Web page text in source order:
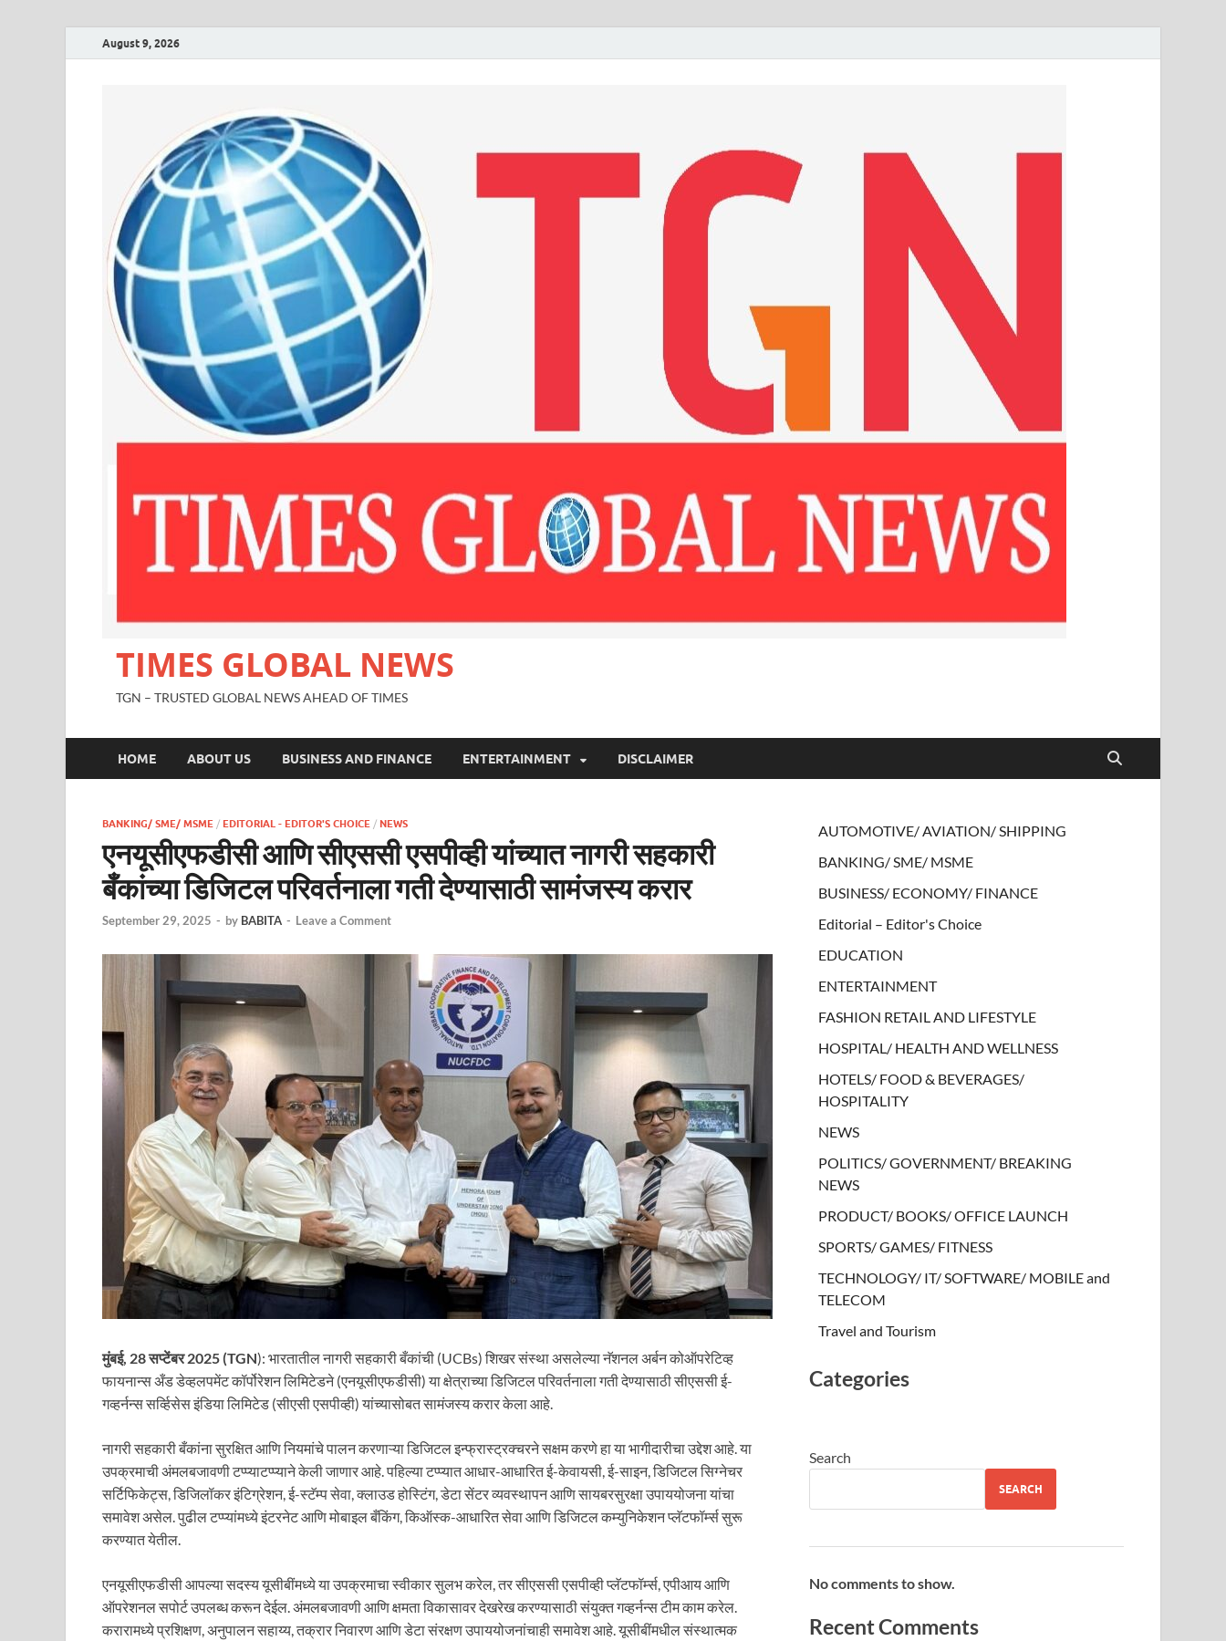
August 9, 2026
TIMES GLOBAL NEWS
TGN – TRUSTED GLOBAL NEWS AHEAD OF TIMES
HOME ABOUT US BUSINESS AND FINANCE ENTERTAINMENT DISCLAIMER
BANKING/ SME/ MSME / EDITORIAL - EDITOR'S CHOICE / NEWS
एनयूसीएफडीसी आणि सीएससी एसपीव्ही यांच्यात नागरी सहकारी
बँकांच्या डिजिटल परिवर्तनाला गती देण्यासाठी सामंजस्य करार
September 29, 2025 - by BABITA - Leave a Comment
मुंबई, 28 सप्टेंबर 2025 (TGN): भारतातील नागरी सहकारी बँकांची (UCBs) शिखर संस्था असलेल्या नॅशनल अर्बन कोऑपरेटिव्ह
फायनान्स अँड डेव्हलपमेंट कॉर्पोरेशन लिमिटेडने (एनयूसीएफडीसी) या क्षेत्राच्या डिजिटल परिवर्तनाला गती देण्यासाठी सीएससी ई-
गव्हर्नन्स सर्व्हिसेस इंडिया लिमिटेड (सीएसी एसपीव्ही) यांच्यासोबत सामंजस्य करार केला आहे.
नागरी सहकारी बँकांना सुरक्षित आणि नियमांचे पालन करणाऱ्या डिजिटल इन्फ्रास्ट्रक्चरने सक्षम करणे हा या भागीदारीचा उद्देश आहे. या
उपक्रमाची अंमलबजावणी टप्प्याटप्प्याने केली जाणार आहे. पहिल्या टप्प्यात आधार-आधारित ई-केवायसी, ई-साइन, डिजिटल सिग्नेचर
सर्टिफिकेट्स, डिजिलॉकर इंटिग्रेशन, ई-स्टॅम्प सेवा, क्लाउड होस्टिंग, डेटा सेंटर व्यवस्थापन आणि सायबरसुरक्षा उपाययोजना यांचा
समावेश असेल. पुढील टप्प्यांमध्ये इंटरनेट आणि मोबाइल बँकिंग, किऑस्क-आधारित सेवा आणि डिजिटल कम्युनिकेशन प्लॅटफॉर्म्स सुरू
करण्यात येतील.
एनयूसीएफडीसी आपल्या सदस्य यूसीबींमध्ये या उपक्रमाचा स्वीकार सुलभ करेल, तर सीएससी एसपीव्ही प्लॅटफॉर्म्स, एपीआय आणि
ऑपरेशनल सपोर्ट उपलब्ध करून देईल. अंमलबजावणी आणि क्षमता विकासावर देखरेख करण्यासाठी संयुक्त गव्हर्नन्स टीम काम करेल.
करारामध्ये प्रशिक्षण, अनुपालन सहाय्य, तक्रार निवारण आणि डेटा संरक्षण उपाययोजनांचाही समावेश आहे. यूसीबींमधील संस्थात्मक
AUTOMOTIVE/ AVIATION/ SHIPPING
BANKING/ SME/ MSME
BUSINESS/ ECONOMY/ FINANCE
Editorial – Editor's Choice
EDUCATION
ENTERTAINMENT
FASHION RETAIL AND LIFESTYLE
HOSPITAL/ HEALTH AND WELLNESS
HOTELS/ FOOD & BEVERAGES/
HOSPITALITY
NEWS
POLITICS/ GOVERNMENT/ BREAKING
NEWS
PRODUCT/ BOOKS/ OFFICE LAUNCH
SPORTS/ GAMES/ FITNESS
TECHNOLOGY/ IT/ SOFTWARE/ MOBILE and
TELECOM
Travel and Tourism
Categories
Search
SEARCH
No comments to show.
Recent Comments